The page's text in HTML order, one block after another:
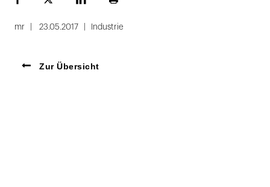
FacebookPlattformLinekdInSeite
mr 23.05.2017 Industrie
Zur Übersicht